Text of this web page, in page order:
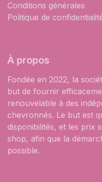
Conditions générales
Politique de
À propos
Fondée en 2022, la
but de fournir
renouvelable à des
chevronnés. Le but est
disponibilités, et les prix
shop, afin que la
possible.